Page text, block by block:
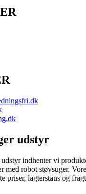
udstyr
indhenter vi
robot støvsuger.
priser, lagterstaus og